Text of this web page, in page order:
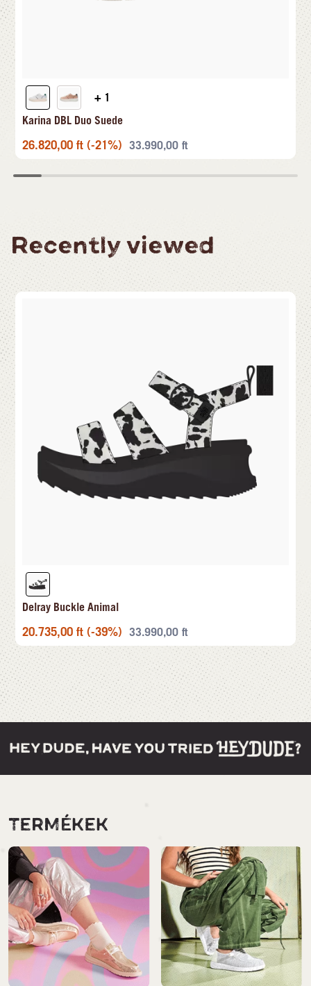
+ 1
Karina DBL Duo Suede
26.820,00 ft (-21%) 33.990,00 ft
Recently viewed
Delray Buckle Animal
20.735,00 ft (-39%) 33.990,00 ft
TERMÉKEK